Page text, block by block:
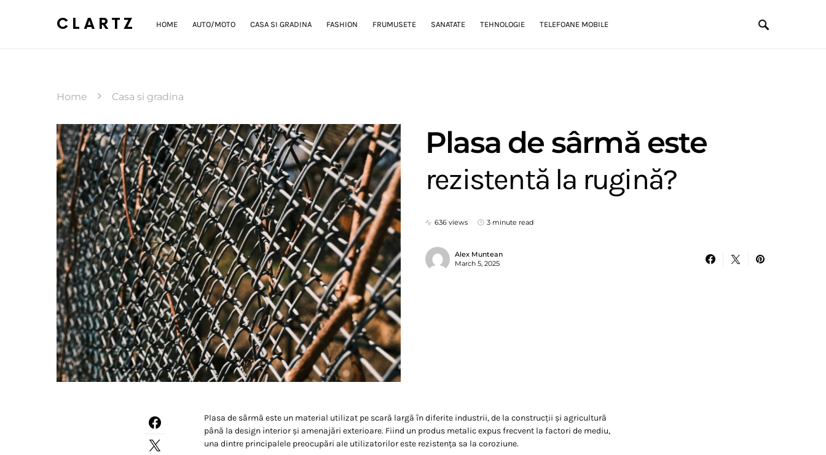
CLARTZ HOME AUTO/MOTO CASA SI GRADINA FASHION FRUMUSETE SANATATE TEHNOLOGIE TELEFOANE MOBILE
Home Casa si gradina
Plasa de sârmă este
rezistentă la rugină?
636 views 3 minute read
Alex Muntean
March 5, 2025
Plasa de sârmă este un material utilizat pe scară largă în diferite industrii, de la construcții și agricultură
până la design interior și amenajări exterioare. Fiind un produs metalic expus frecvent la factori de mediu,
una dintre principalele preocupări ale utilizatorilor este rezistența sa la coroziune.